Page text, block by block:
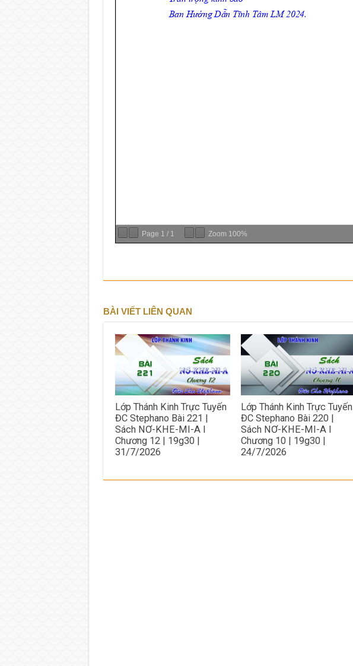
Page 1 / 1 Zoom 100%
BÀI VIẾT LIÊN QUAN
Lớp Thánh Kinh Trực Tuyến
ĐC Stephano Bài 221 |
Sách NƠ-KHE-MI-A I
Chương 12 | 19g30 |
31/7/2026
Lớp Thánh Kinh Trực Tuyến
ĐC Stephano Bài 220 |
Sách NƠ-KHE-MI-A I
Chương 10 | 19g30 |
24/7/2026